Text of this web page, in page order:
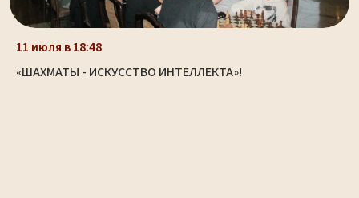
11 июля в 18:48
«ШАХМАТЫ - ИСКУССТВО ИНТЕЛЛЕКТА»!